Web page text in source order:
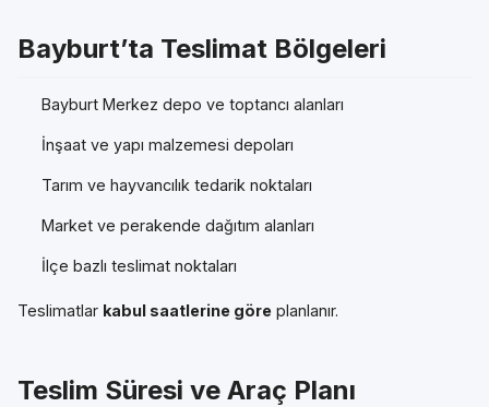
Bayburt’ta Teslimat Bölgeleri
Bayburt Merkez depo ve toptancı alanları
İnşaat ve yapı malzemesi depoları
Tarım ve hayvancılık tedarik noktaları
Market ve perakende dağıtım alanları
İlçe bazlı teslimat noktaları
Teslimatlar kabul saatlerine göre planlanır.
Teslim Süresi ve Araç Planı